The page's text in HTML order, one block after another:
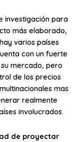
investigación para
más elaborado,
varios países
con un fuerte
mercado, pero
de los precios
mas
realmente
involucrados.
de proyectar